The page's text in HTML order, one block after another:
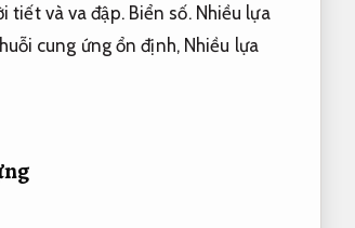
tiết và va đập. Biển số. Nhiều lựa
cung ứng ổn định, Nhiều lựa